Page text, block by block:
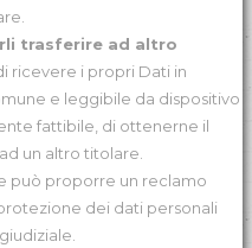
trasferire ad altro
ricevere i propri Dati in
e leggibile da dispositivo
fattibile, di ottenerne il
un altro titolare.
può proporre un reclamo
dei dati personali